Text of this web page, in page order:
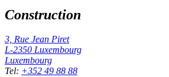
Construction
3, Rue Jean Piret
L-2350 Luxembourg
Luxembourg
Tel: +352 49 88 88